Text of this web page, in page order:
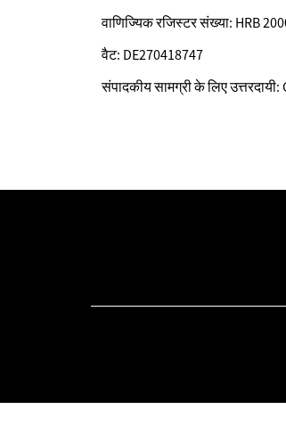
वाणिज्यिक रजिस्टर संख्या: HRB
वैट: DE270418747
संपादकीय सामग्री के लिए